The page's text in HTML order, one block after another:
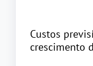
Custos
crescimento